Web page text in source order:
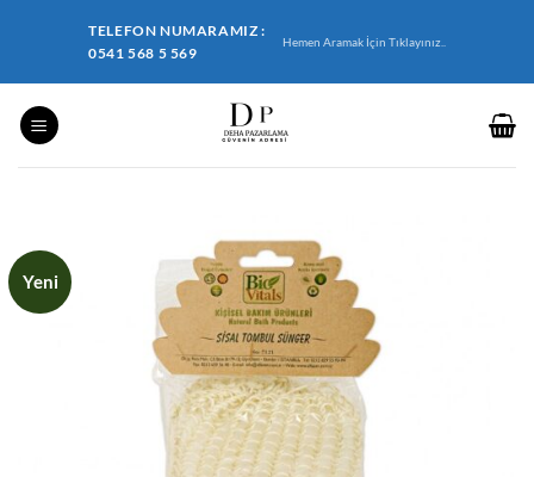
TELEFON NUMARAMIZ :
0541 568 5 569
Hemen Aramak İçin Tıklayınız..
Yeni